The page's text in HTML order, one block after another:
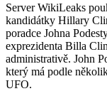
Server WikiLeaks
kandidátky Hillary
poradce Johna
exprezidenta Billa
administrativě. John
který má podle
UFO.